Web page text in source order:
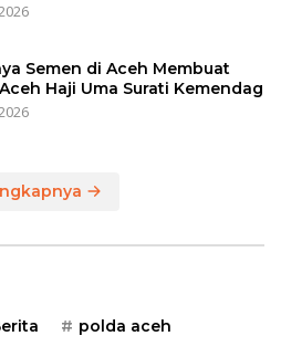
Semen di Aceh Membuat
Haji Uma Surati Kemendag
polda aceh